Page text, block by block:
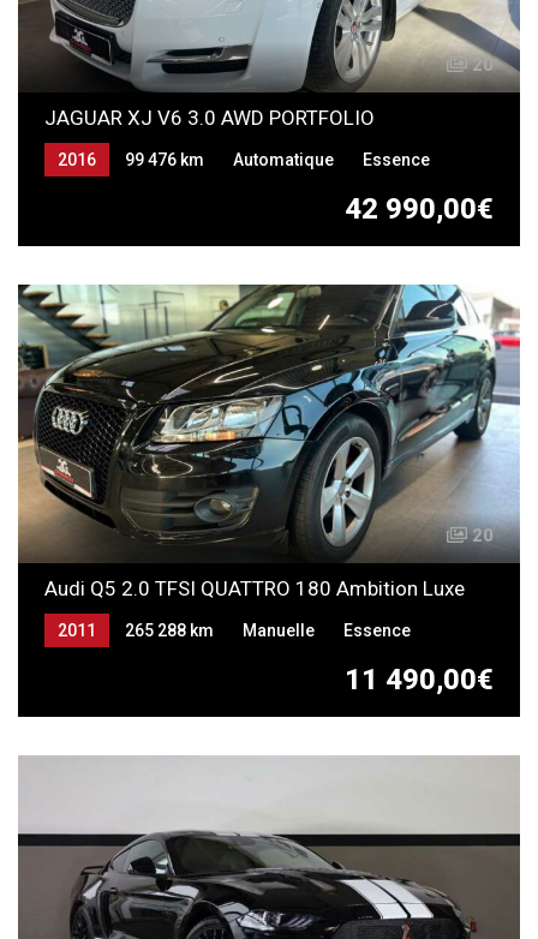
20
JAGUAR XJ V6 3.0 AWD PORTFOLIO
42 990,00€
2016 99 476 km Automatique Essence
20
Audi Q5 2.0 TFSI QUATTRO 180 Ambition Luxe
11 490,00€
2011 265 288 km Manuelle Essence